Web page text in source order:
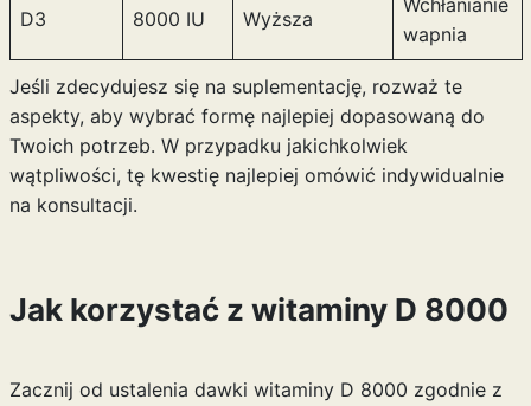
D3 8000 IU Wyższa
Wchłanianie
wapnia
Jeśli zdecydujesz się na suplementację, rozważ te
aspekty, aby wybrać formę najlepiej dopasowaną do
Twoich potrzeb. W przypadku jakichkolwiek
wątpliwości, tę kwestię najlepiej omówić indywidualnie
na konsultacji.
Jak korzystać z witaminy D 8000
Zacznij od ustalenia dawki witaminy D 8000 zgodnie z